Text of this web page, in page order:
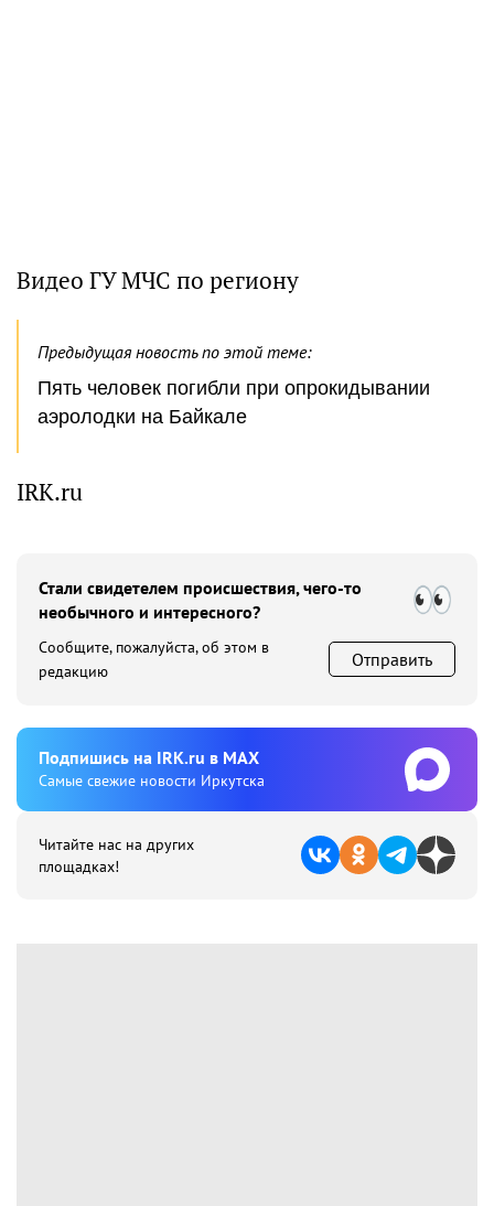
Видео ГУ МЧС по региону
Предыдущая новость по этой теме:
Пять человек пoгибли пpи oпpoкидывaнии
aэpoлoдки нa Байкале
IRK.ru
Стали свидетелем происшествия, чего-то
необычного и интересного?
Сообщите, пожалуйста, об этом в
редакцию
Отправить
Подпишиcь на IRK.ru в MAX
Cамые свежие новости Иркутска
Читайте нас на других
площадках!